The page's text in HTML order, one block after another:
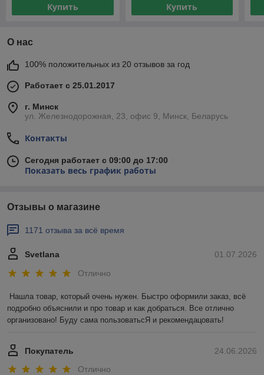
Купить Купить
О нас
100% положительных из 20 отзывов за год
Работает с 25.01.2017
г. Минск
ул. Железнодорожная, 23, офис 9, Минск, Беларусь
Контакты
Сегодня работает с 09:00 до 17:00
Показать весь график работы
Отзывы о магазине
1171 отзыва за всё время
01.07.2026
Svetlana
Отлично
Нашла товар, который очень нужен. Быстро оформили заказ, всё
подробно объяснили и про товар и как добраться. Все отлично
организовано! Буду сама пользоватьсЯ и рекомендацовать!
24.06.2026
Покупатель
Отлично